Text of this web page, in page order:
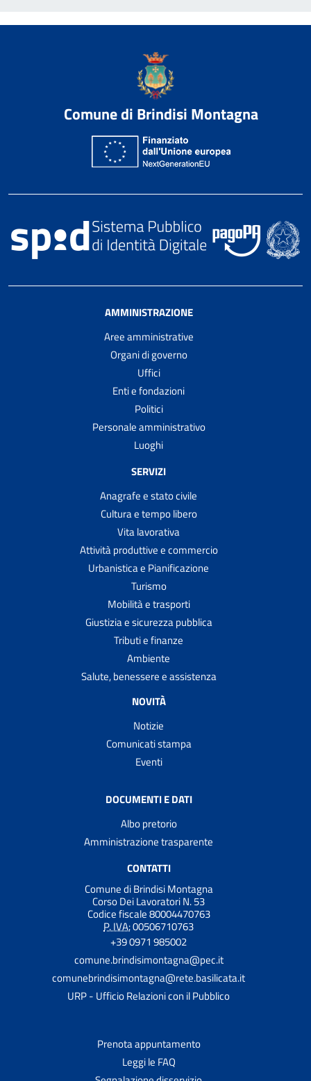
Comune di Brindisi Montagna
AMMINISTRAZIONE
Aree amministrative
Organi di governo
Uffici
Enti e fondazioni
Politici
Personale amministrativo
Luoghi
SERVIZI
Anagrafe e stato civile
Cultura e tempo libero
Vita lavorativa
Attività produttive e commercio
Urbanistica e Pianificazione
Turismo
Mobilità e trasporti
Giustizia e sicurezza pubblica
Tributi e finanze
Ambiente
Salute, benessere e assistenza
NOVITÀ
Notizie
Comunicati stampa
Eventi
DOCUMENTI E DATI
Albo pretorio
Amministrazione trasparente
CONTATTI
Comune di Brindisi Montagna
Corso Dei Lavoratori N. 53
Codice fiscale 80004470763
P. IVA:00506710763
+39 0971 985002
comune.brindisimontagna@pec.it
comunebrindisimontagna@rete.basilicata.it
URP - Ufficio Relazioni con il Pubblico
Prenota appuntamento
Leggi le FAQ